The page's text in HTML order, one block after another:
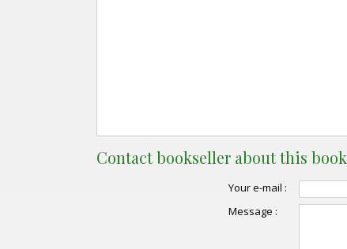
Contact bookseller about this book
Your e-mail :
Message :